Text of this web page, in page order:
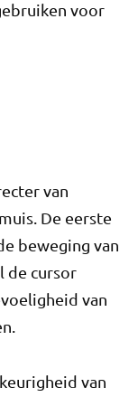
voor
van
De eerste
beweging van
de cursor
van
van